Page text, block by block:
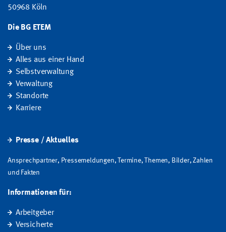
50968 Köln
Die BG ETEM
Über uns
Alles aus einer Hand
Selbstverwaltung
Verwaltung
Standorte
Karriere
Presse / Aktuelles
Ansprechpartner, Pressemeldungen, Termine, Themen, Bilder, Zahlen
und Fakten
Informationen für:
Arbeitgeber
Versicherte